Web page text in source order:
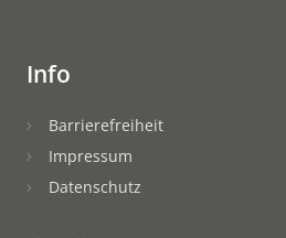
Info
Barrierefreiheit
Impressum
Datenschutz